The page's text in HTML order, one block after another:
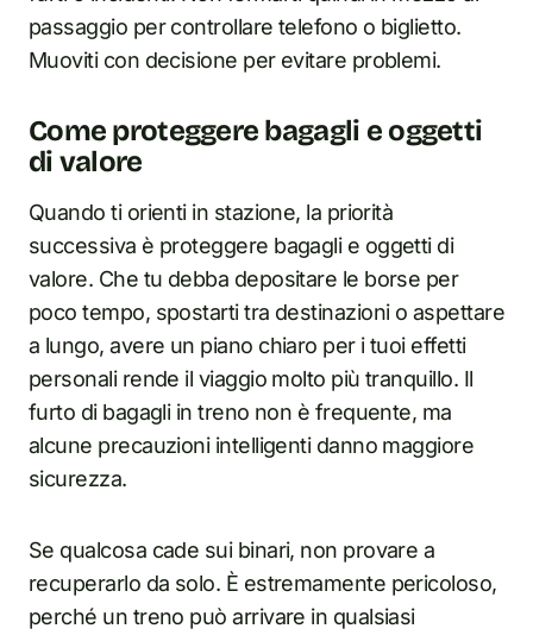
passaggio per controllare telefono o biglietto.
Muoviti con decisione per evitare problemi.
Come proteggere bagagli e oggetti
di valore
Quando ti orienti in stazione, la priorità
successiva è proteggere bagagli e oggetti di
valore. Che tu debba depositare le borse per
poco tempo, spostarti tra destinazioni o aspettare
a lungo, avere un piano chiaro per i tuoi effetti
personali rende il viaggio molto più tranquillo. Il
furto di bagagli in treno non è frequente, ma
alcune precauzioni intelligenti danno maggiore
sicurezza.
Se qualcosa cade sui binari, non provare a
recuperarlo da solo. È estremamente pericoloso,
perché un treno può arrivare in qualsiasi